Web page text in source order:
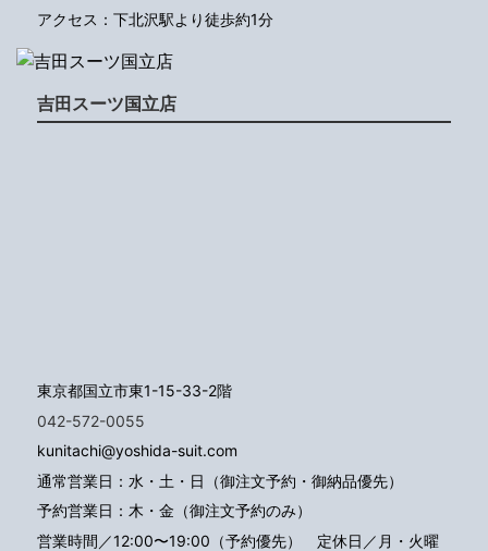
アクセス：下北沢駅より徒歩約1分
吉田スーツ国立店
東京都国立市東1-15-33-2階
042-572-0055
kunitachi@yoshida-suit.com
通常営業日：水・土・日（御注文予約・御納品優先）
予約営業日：木・金（御注文予約のみ）
営業時間／12:00〜19:00（予約優先） 定休日／月・火曜